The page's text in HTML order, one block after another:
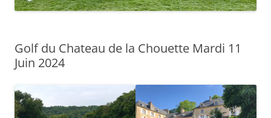
Golf du Chateau de la Chouette Mardi 11
Juin 2024